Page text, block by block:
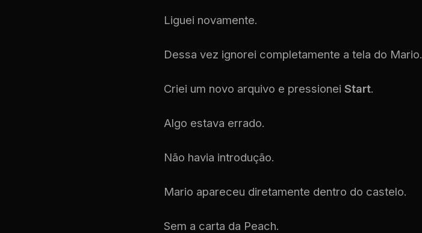
Liguei novamente.
Dessa vez ignorei completamente a tela do Mario.
Criei um novo arquivo e pressionei Start.
Algo estava errado.
Não havia introdução.
Mario apareceu diretamente dentro do castelo.
Sem a carta da Peach.